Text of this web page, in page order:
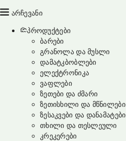
არჩევანი
პროდუქტები
ბარები
გრანოლა და მუსლი
დამატკბობლები
ელექტრონიკა
ვაფლები
ზეთები და ძმარი
ზეთისხილი და მწნილები
ზესაკვები და დანამატები
თხილი და თესლეული
კრეკერები